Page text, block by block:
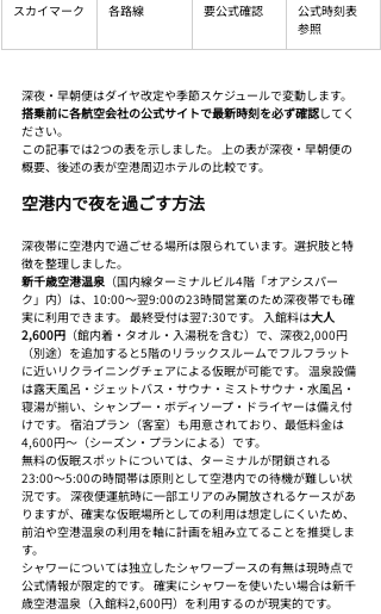
スカイマーク 各路線 要公式確認
公式時刻表
参照
深夜・早朝便はダイヤ改定や季節スケジュールで変動します。
搭乗前に各航空会社の公式サイトで最新時刻を必ず確認してく
ださい。
この記事では2つの表を示しました。 上の表が深夜・早朝便の
概要、後述の表が空港周辺ホテルの比較です。
空港内で夜を過ごす方法
深夜帯に空港内で過ごせる場所は限られています。選択肢と特
徴を整理しました。
新千歳空港温泉 （国内線ターミナルビル4階「オアシスパー
ク」内）は、10:00〜翌9:00の23時間営業のため深夜帯でも確
実に利用できます。 最終受付は翌7:30です。 入館料は大人
2,600円 （館内着・タオル・入湯税を含む）で、深夜2,000円
（別途）を追加すると5階のリラックスルームでフルフラット
に近いリクライニングチェアによる仮眠が可能です。 温泉設備
は露天風呂・ジェットバス・サウナ・ミストサウナ・水風呂・
寝湯が揃い、シャンプー・ボディソープ・ドライヤーは備え付
けです。 宿泊プラン（客室）も用意されており、最低料金は
4,600円〜（シーズン・プランによる）です。
無料の仮眠スポットについては、ターミナルが閉鎖される
23:00〜5:00の時間帯は原則として空港内での待機が難しい状
況です。 深夜便運航時に一部エリアのみ開放されるケースがあ
りますが、確実な仮眠場所としての利用は想定しにくいため、
前泊や空港温泉の利用を軸に計画を組み立てることを推奨しま
す。
シャワーについては独立したシャワーブースの有無は現時点で
公式情報が限定的です。 確実にシャワーを使いたい場合は新千
歳空港温泉（入館料2,600円）を利用するのが現実的です。